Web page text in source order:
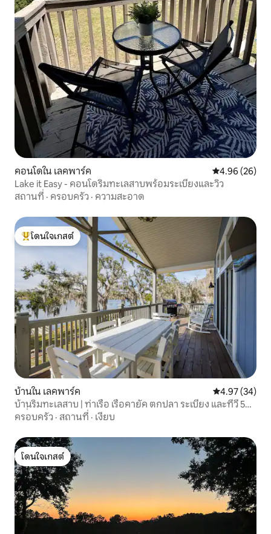
คอนโดใน เลคพาร์ค คะแนนเฉลี่ย
4.96 (26)
Lake it Easy - คอนโดริมทะเลสาบพร้อมระเบียงและวิว
สถานที่ · ครอบครัว · ความสะอาด
โดนใจเกสต์ที่สุด
โดนใจเกสต์
บ้านใน เลคพาร์ค คะแนนเฉลี่ย
4.97 (34)
บ้านริมทะเลสาบ | ท่าเรือ เรือคายัค ตกปลา ระเบียง และทีวี 5
เครื่อง
ครอบครัว · สถานที่ · เงียบ
โดนใจเกสต์
โดนใจเกสต์